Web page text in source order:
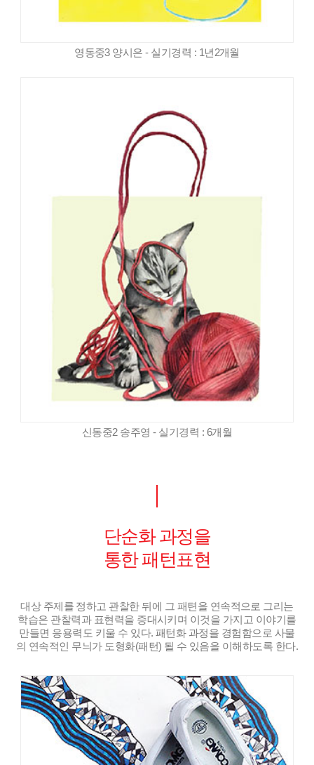
영동중3 양시은 - 실기경력 : 1년2개월
신동중2 송주영 - 실기경력 : 6개월
단순화 과정을
통한 패턴표현
대상 주제를 정하고 관찰한 뒤에 그 패텬을 연속적으로 그리는
학습은 관찰력과 표현력을 증대시키며 이것을 가지고 이야기를
만들면 응용력도 키울 수 있다. 패턴화 과정을 경험함으로 사물
의 연속적인 무늬가 도형화(패턴) 될 수 있음을 이해하도록 한다.